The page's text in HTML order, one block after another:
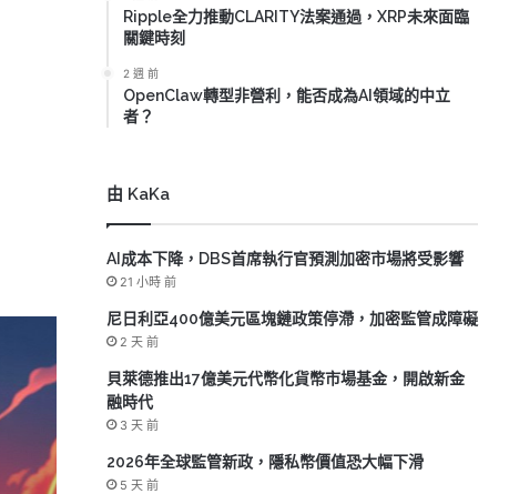
Ripple全力推動CLARITY法案通過，XRP未來面臨
關鍵時刻
2 週 前
OpenClaw轉型非營利，能否成為AI領域的中立
者？
由 KaKa
AI成本下降，DBS首席執行官預測加密市場將受影響
21 小時 前
尼日利亞400億美元區塊鏈政策停滯，加密監管成障礙
2 天 前
貝萊德推出17億美元代幣化貨幣市場基金，開啟新金
融時代
3 天 前
2026年全球監管新政，隱私幣價值恐大幅下滑
5 天 前